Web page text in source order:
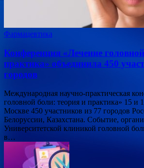
Фармацевтика
Конференция «Лечение
практика» объединила 450
городов
Международная научно-практическая
головной боли: теория и практика» 15 и
Москве 450 участников из 77 городов
Белоруссии, Казахстана. Событие,
Университетской клиникой головной
в…